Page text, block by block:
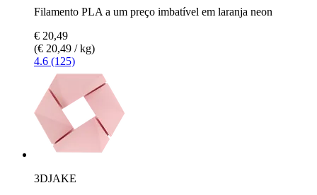
Filamento PLA a um preço imbatível em laranja neon
€ 20,49
(€ 20,49 / kg)
4.6 (125)
3DJAKE